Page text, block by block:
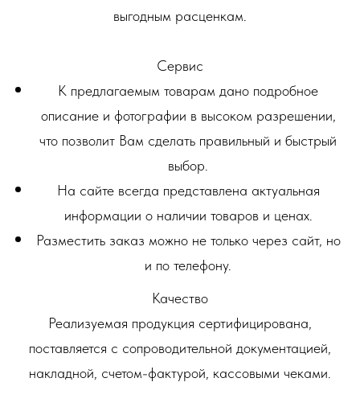
выгодным расценкам.
Сервис
К предлагаемым товарам дано подробное
описание и фотографии в высоком разрешении,
что позволит Вам сделать правильный и быстрый
выбор.
На сайте всегда представлена актуальная
информации о наличии товаров и ценах.
Разместить заказ можно не только через сайт, но
и по телефону.
Качество
Реализуемая продукция сертифицирована,
поставляется с сопроводительной документацией,
накладной, счетом-фактурой, кассовыми чеками.